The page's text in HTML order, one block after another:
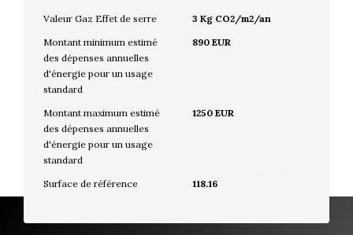
Valeur Gaz Effet de serre
3 Kg CO2/m2/an
Montant minimum estimé
des dépenses annuelles
d'énergie pour un usage
standard
890 EUR
Montant maximum estimé
des dépenses annuelles
d'énergie pour un usage
standard
1250 EUR
Surface de référence 118.16